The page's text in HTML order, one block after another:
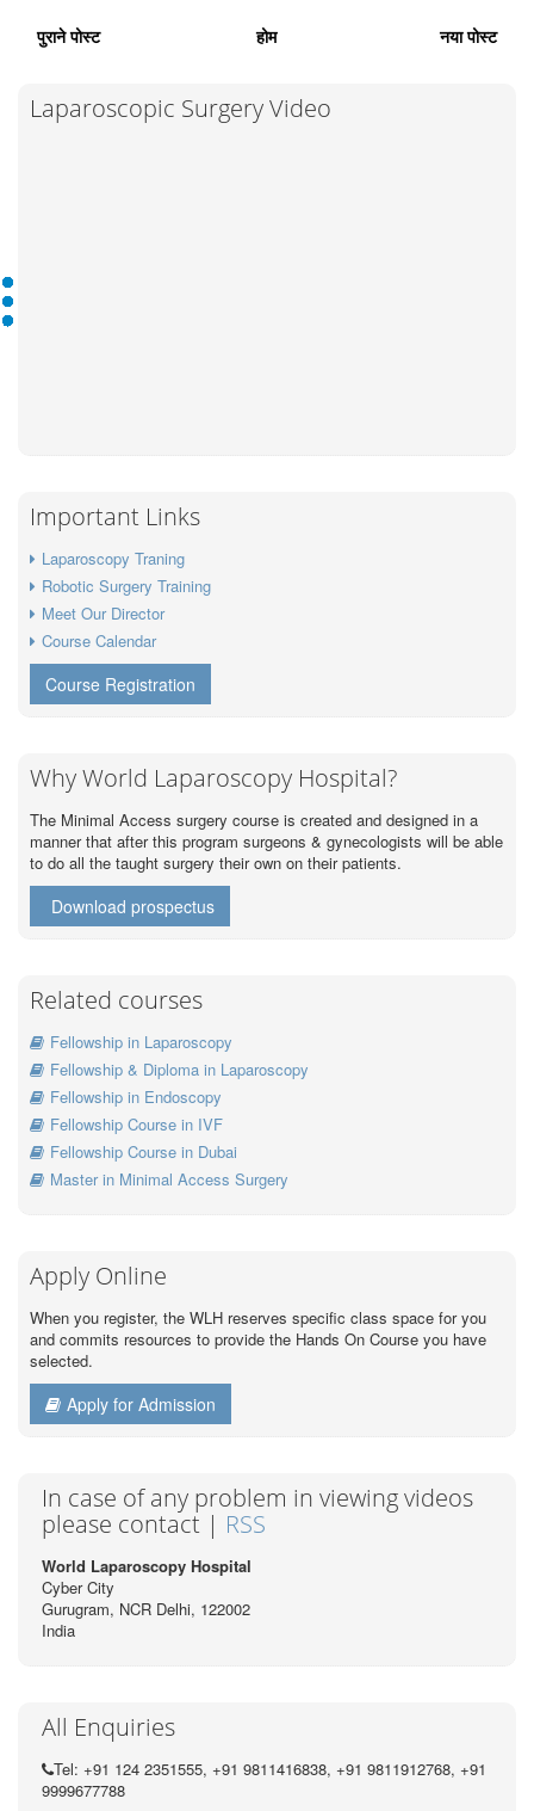
पुराने पोस्ट होम नया पोस्ट
Laparoscopic Surgery Video
Important Links
Laparoscopy Traning
Robotic Surgery Training
Meet Our Director
Course Calendar
Course Registration
Why World Laparoscopy Hospital?
The Minimal Access surgery course is created and designed in a
manner that after this program surgeons & gynecologists will be able
to do all the taught surgery their own on their patients.
Download prospectus
Related courses
Fellowship in Laparoscopy
Fellowship & Diploma in Laparoscopy
Fellowship in Endoscopy
Fellowship Course in IVF
Fellowship Course in Dubai
Master in Minimal Access Surgery
Apply Online
When you register, the WLH reserves specific class space for you
and commits resources to provide the Hands On Course you have
selected.
Apply for Admission
In case of any problem in viewing videos
please contact | RSS
World Laparoscopy Hospital
Cyber City
Gurugram, NCR Delhi, 122002
India
All Enquiries
Tel: +91 124 2351555, +91 9811416838, +91 9811912768, +91
9999677788